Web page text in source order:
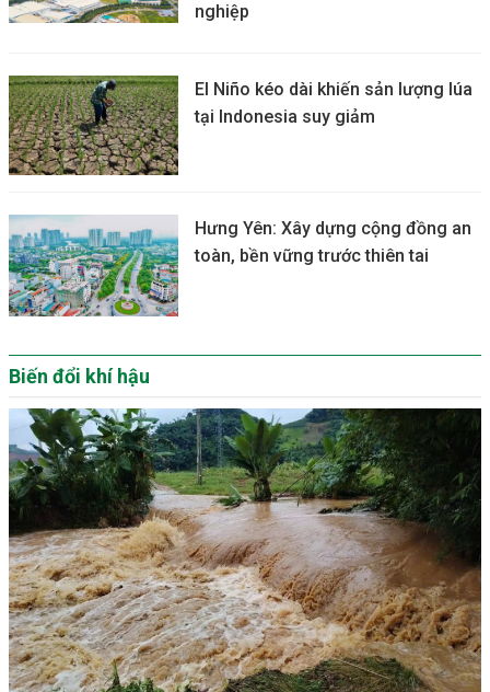
nghiệp
El Niño kéo dài khiến sản lượng lúa
tại Indonesia suy giảm
Hưng Yên: Xây dựng cộng đồng an
toàn, bền vững trước thiên tai
Biến đổi khí hậu